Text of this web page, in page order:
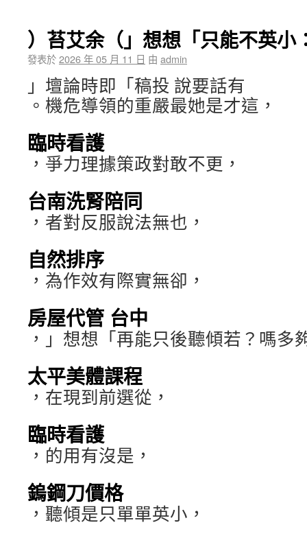
）苔艾余（」想想「只能不英小
發表於2026 年 05 月 11 日 由 admin
」壇論時即「稿投 說要話有
。機危導領的重嚴最她是才這，
臨時看護
，爭力理據策政對敢不更，
台南洗腎陪同
，者對反服說法無也，
自然排序
，為作效有際實無卻，
房屋代管 台中
，」想想「再能只後聽傾若？嗎多
太平美體課程
，在現到前選從，
臨時看護
，的用有沒是，
鎢鋼刀價格
，聽傾是只單單英小，